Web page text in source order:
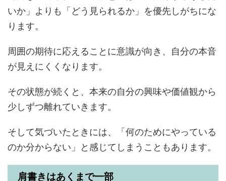
いか」よりも「どう見られるか」を優先しがちにな
ります。
周囲の期待に応えることに意識が向き、自分の本音
が見えにくくなります。
その状態が続くと、本来の自分の興味や価値観から
少しずつ離れていきます。
そして気づいたときには、「何のためにやっている
のか分からない」と感じてしまうこともあります。
肩書きはあくまで一部